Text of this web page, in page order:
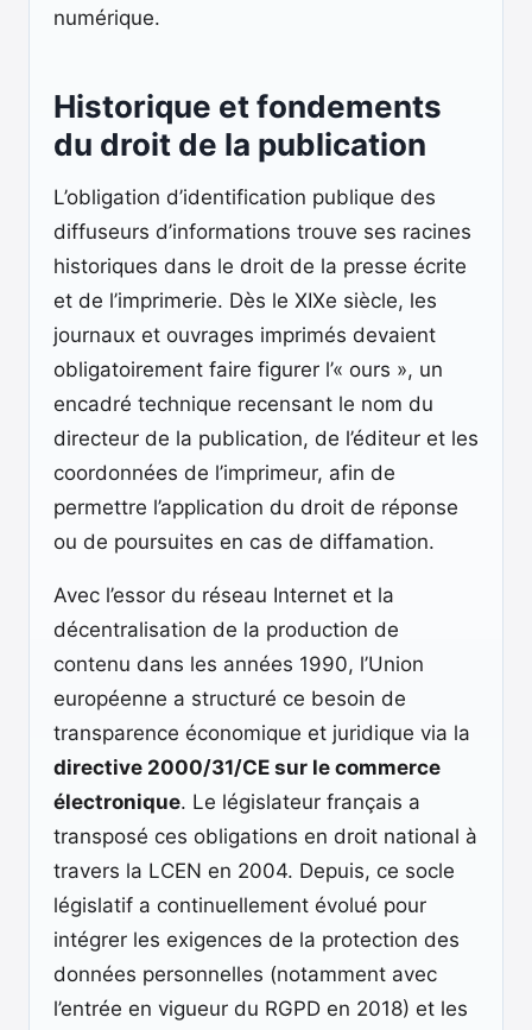
numérique.
Historique et fondements
du droit de la publication
L’obligation d’identification publique des
diffuseurs d’informations trouve ses racines
historiques dans le droit de la presse écrite
et de l’imprimerie. Dès le XIXe siècle, les
journaux et ouvrages imprimés devaient
obligatoirement faire figurer l’« ours », un
encadré technique recensant le nom du
directeur de la publication, de l’éditeur et les
coordonnées de l’imprimeur, afin de
permettre l’application du droit de réponse
ou de poursuites en cas de diffamation.
Avec l’essor du réseau Internet et la
décentralisation de la production de
contenu dans les années 1990, l’Union
européenne a structuré ce besoin de
transparence économique et juridique via la
directive 2000/31/CE sur le commerce
électronique. Le législateur français a
transposé ces obligations en droit national à
travers la LCEN en 2004. Depuis, ce socle
législatif a continuellement évolué pour
intégrer les exigences de la protection des
données personnelles (notamment avec
l’entrée en vigueur du RGPD en 2018) et les